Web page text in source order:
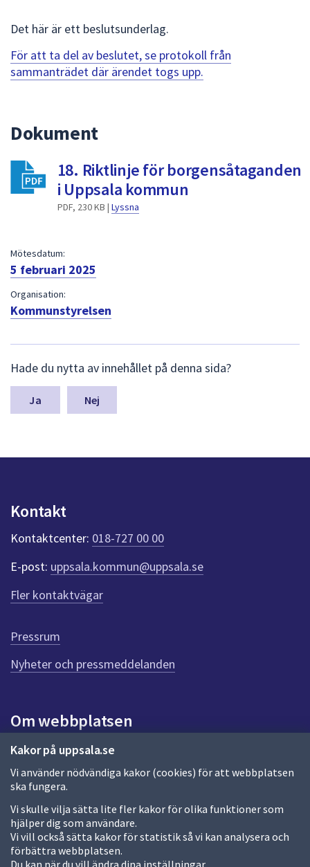
för
att
navigera
för
Kakor på uppsala.se
Vi använder nödvändiga kakor (cookies) för att webbplatsen
ska fungera.
Vi skulle vilja sätta lite fler kakor för olika funktioner som
hjälper dig som användare.
Vi vill också sätta kakor för statistik så vi kan analysera och
förbättra webbplatsen.
Du kan när du vill ändra dina inställningar.
Det här är ett beslutsunderlag.
För att ta del av beslutet, se protokoll från
sammanträdet där ärendet togs upp.
Dokument
18. Riktlinje för borgensåtaganden
i Uppsala kommun
PDF, 230 KB | Lyssna
Mötesdatum:
5 februari 2025
Organisation:
Kommunstyrelsen
ä
m
a
n
k
t
e
r
f
ö
r
e
n
n
a
d
a
Hade du nytta av innehållet på denna sida?
Nej
Kontakt
Kontaktcenter: 018-727 00 00
E-post: uppsala.kommun@uppsala.se
Fler kontaktvägar
Pressrum
Nyheter och pressmeddelanden
Om webbplatsen
Om webbplatsen
Allmänna handlingar och diarium
Behandling av personuppgifter
Kakor
Språk (other languages)